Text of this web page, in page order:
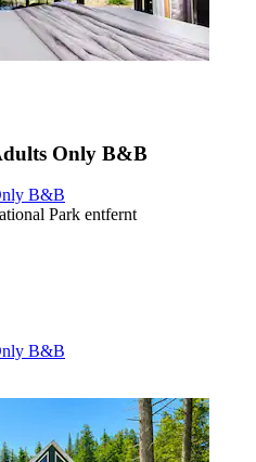
Only B&B
B&B
Park entfernt
B&B